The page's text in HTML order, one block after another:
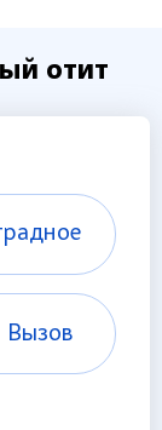
отит
Вызов